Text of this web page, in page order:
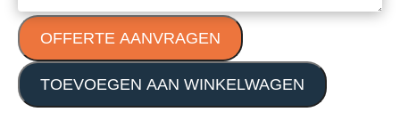
OFFERTE AANVRAGEN
TOEVOEGEN AAN WINKELWAGEN